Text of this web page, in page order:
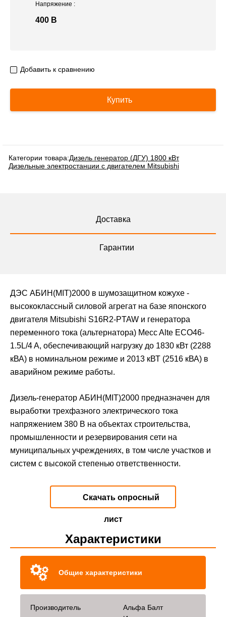
Напряжение :
400 В
Добавить к сравнению
Купить
Категории товара:Дизель генератор (ДГУ) 1800 кВт
Дизельные электростанции с двигателем Mitsubishi
Доставка
Гарантии
ДЭС АБИН(MIT)2000 в шумозащитном кожухе -
высококлассный силовой агрегат на базе японского
двигателя Mitsubishi S16R2-PTAW и генератора
переменного тока (альтернатора) Mecc Alte ECO46-
1.5L/4 A, обеспечивающий нагрузку до 1830 кВт (2288
кВА) в номинальном режиме и 2013 кВТ (2516 кВА) в
аварийном режиме работы.
Дизель-генератор АБИН(MIT)2000 предназначен для
выработки трехфазного электрического тока
напряжением 380 В на объектах строительства,
промышленности и резервирования сети на
муниципальных учреждениях, в том числе участков и
систем с высокой степенью ответственности.
Скачать опросный
лист
Характеристики
Общие характеристики
Производитель
Альфа Балт